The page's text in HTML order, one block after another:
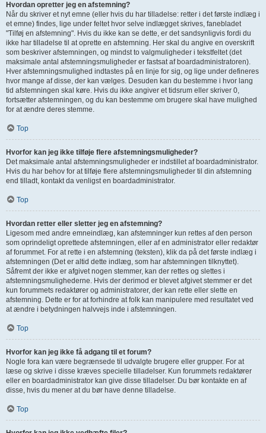
Hvordan opretter jeg en afstemning?
Når du skriver et nyt emne (eller hvis du har tilladelse: retter i det første indlæg i
et emne) findes, lige under feltet hvor selve indlægget skrives, fanebladet
"Tilføj en afstemning". Hvis du ikke kan se dette, er det sandsynligvis fordi du
ikke har tilladelse til at oprette en afstemning. Her skal du angive en overskrift
som beskriver afstemningen, og mindst to valgmuligheder i tekstfeltet (det
maksimale antal afstemningsmuligheder er fastsat af boardadministratoren).
Hver afstemningsmulighed indtastes på en linje for sig, og lige under defineres
hvor mange af disse, der kan vælges. Desuden kan du bestemme i hvor lang
tid afstemningen skal køre. Hvis du ikke angiver et tidsrum eller skriver 0,
fortsætter afstemningen, og du kan bestemme om brugere skal have mulighed
for at ændre deres stemme.
Top
Hvorfor kan jeg ikke tilføje flere afstemningsmuligheder?
Det maksimale antal afstemningsmuligheder er indstillet af boardadministrator.
Hvis du har behov for at tilføje flere afstemningsmuligheder til din afstemning
end tilladt, kontakt da venligst en boardadministrator.
Top
Hvordan retter eller sletter jeg en afstemning?
Ligesom med andre emneindlæg, kan afstemninger kun rettes af den person
som oprindeligt oprettede afstemningen, eller af en administrator eller redaktør
af forummet. For at rette i en afstemning (teksten), klik da på det første indlæg i
afstemningen (Det er altid dette indlæg, som har afstemningen tilknyttet).
Såfremt der ikke er afgivet nogen stemmer, kan der rettes og slettes i
afstemningsmulighederne. Hvis der derimod er blevet afgivet stemmer er det
kun forummets redaktører og administratorer, der kan rette eller slette en
afstemning. Dette er for at forhindre at folk kan manipulere med resultatet ved
at ændre i betydningen halvvejs inde i afstemningen.
Top
Hvorfor kan jeg ikke få adgang til et forum?
Nogle fora kan være begrænsede til udvalgte brugere eller grupper. For at
læse og skrive i disse kræves specielle tilladelser. Kun forummets redaktører
eller en boardadministrator kan give disse tilladelser. Du bør kontakte en af
disse, hvis du mener at du bør have denne tilladelse.
Top